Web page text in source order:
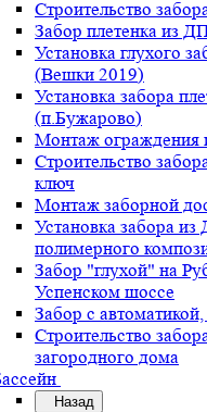
Строительство
Забор плетенка из
Установка глухого
(Вешки 2019)
Установка забора
(п.Бужарово)
Монтаж ограждения
Строительство
ключ
Монтаж заборной
Установка забора
полимерного
Забор "глухой" на
Успенском шоссе
Забор с
Строительство
загородного дома
Назад